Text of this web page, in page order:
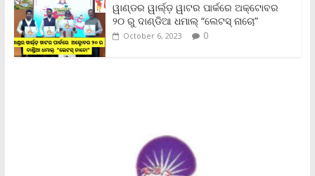
ୱାଣ୍ଡର ୱାର୍ଲ୍‌ଡ଼ ୱାଟର ପାର୍କରେ ଅକ୍ଟୋବର
୨୦ ରୁ ଦାଣ୍ଡିଆ ଧମାଲ୍ “ଲେଟସ୍ ନାଚୋ”
October 6, 2023 0